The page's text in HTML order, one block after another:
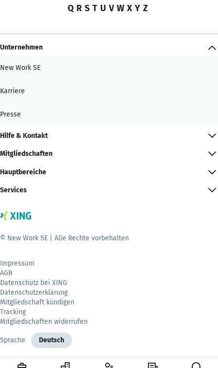
Q R S T U V W X Y Z
Unternehmen
New Work SE
Karriere
Presse
Hilfe & Kontakt
Mitgliedschaften
Hauptbereiche
Services
© New Work SE | Alle Rechte vorbehalten
Impressum
AGB
Datenschutz bei XING
Datenschutzerklärung
Mitgliedschaft kündigen
Tracking
Mitgliedschaften widerrufen
Sprache Deutsch